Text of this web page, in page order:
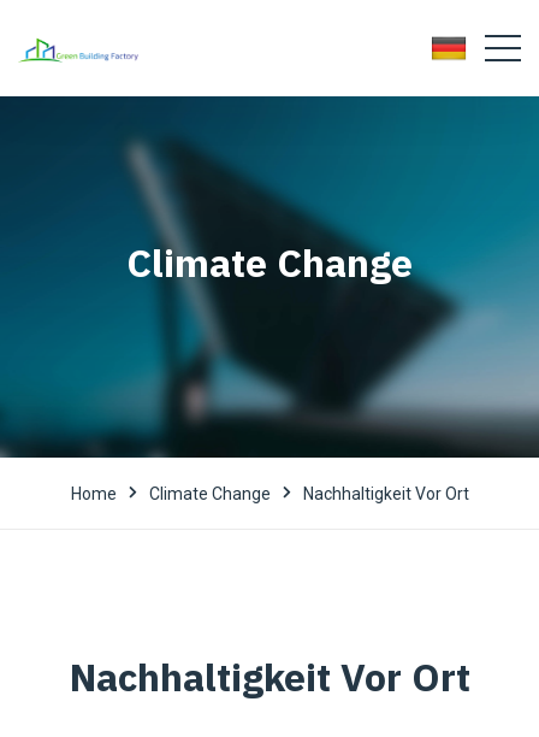
Climate Change
Home Climate Change Nachhaltigkeit Vor Ort
Nachhaltigkeit Vor Ort